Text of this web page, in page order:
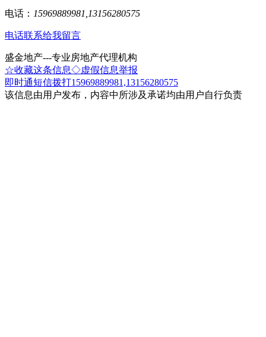
电话： 15969889981,13156280575
电话联系给我留言
盛金地产---专业房地产代理机构
☆收藏这条信息◇虚假信息举报
即时通短信拨打15969889981,13156280575
该信息由用户发布，内容中所涉及承诺均由用户自行负责